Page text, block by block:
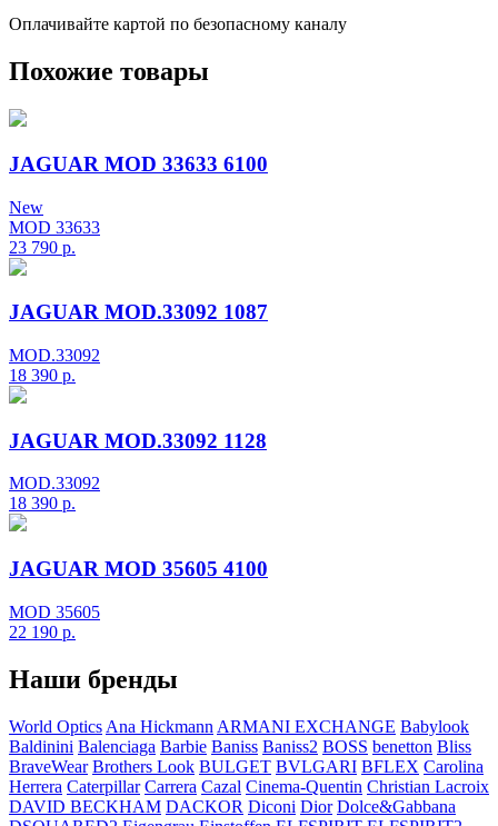
Оплачивайте картой по безопасному каналу
Похожие товары
JAGUAR MOD 33633 6100
New
MOD 33633
23 790 р.
JAGUAR MOD.33092 1087
MOD.33092
18 390 р.
JAGUAR MOD.33092 1128
MOD.33092
18 390 р.
JAGUAR MOD 35605 4100
MOD 35605
22 190 р.
Наши бренды
World Optics Ana Hickmann ARMANI EXCHANGE Babylook
Baldinini Balenciaga Barbie Baniss Baniss2 BOSS benetton Bliss
BraveWear Brothers Look BULGET BVLGARI BFLEX Carolina
Herrera Caterpillar Carrera Cazal Cinema-Quentin Christian Lacroix
DAVID BECKHAM DACKOR Diconi Dior Dolce&Gabbana